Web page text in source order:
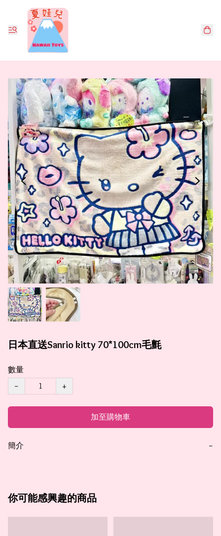
日本直送Sanrio kitty 70*100cm毛氈
數量
−
+
加至購物車
簡介 −
你可能感興趣的商品